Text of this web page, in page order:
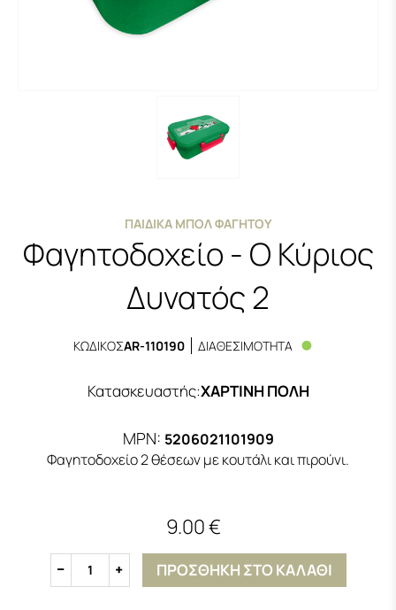
ΠΑΙΔΙΚΆ ΜΠΌΛ ΦΑΓΗΤΟΎ
Φαγητοδοχείο - Ο Κύριος
Δυνατός 2
ΚΩΔΙΚΟΣAR-110190 ΔΙΑΘΕΣΙΜΟΤΗΤΑ
Κατασκευαστής:ΧΑΡΤΙΝΗ ΠΟΛΗ
MPN: 5206021101909
Φαγητοδοχείο 2 θέσεων με κουτάλι και πιρούνι.
9.00 €
1 ΠΡΟΣΘΗΚΗ ΣΤΟ ΚΑΛΑΘΙ